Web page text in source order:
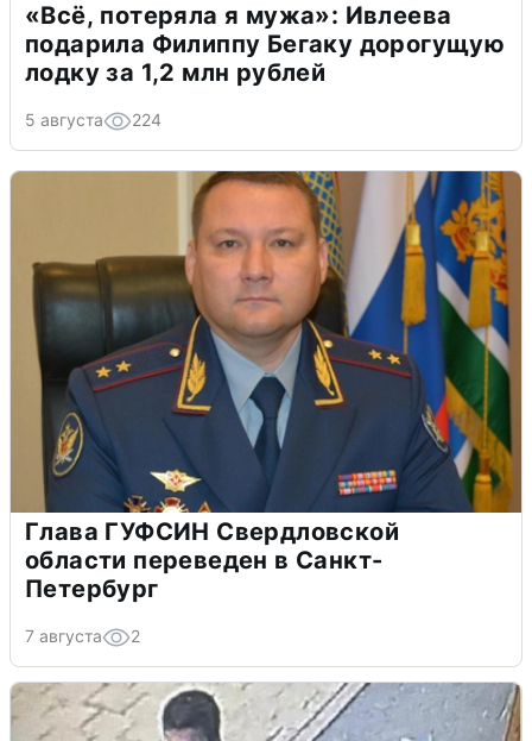
«Всё, потеряла я мужа»: Ивлеева
подарила Филиппу Бегаку дорогущую
лодку за 1,2 млн рублей
5 августа 224
Глава ГУФСИН Свердловской
области переведен в Санкт-
Петербург
7 августа 2